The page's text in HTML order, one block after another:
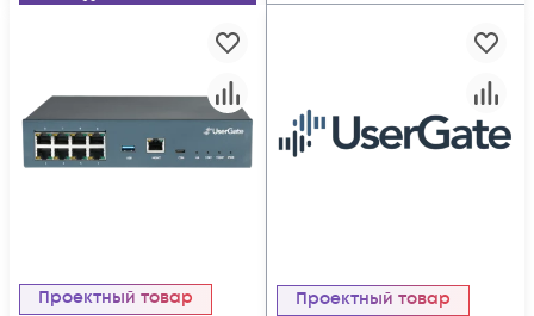
Проектный товар Проектный товар